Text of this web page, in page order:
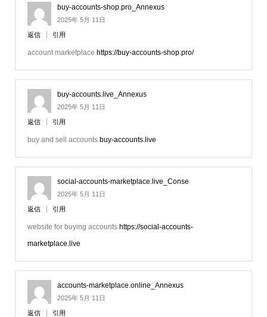
buy-accounts-shop.pro_Annexus
2025年 5月 11日
返信 引用
account marketplace https://buy-accounts-shop.pro/
buy-accounts.live_Annexus
2025年 5月 11日
返信 引用
buy and sell accounts buy-accounts.live
social-accounts-marketplace.live_Conse
2025年 5月 11日
返信 引用
website for buying accounts https://social-accounts-
marketplace.live
accounts-marketplace.online_Annexus
2025年 5月 11日
返信 引用